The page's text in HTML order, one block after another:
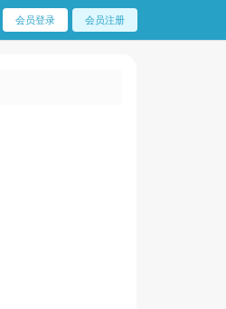
会员登录 会员注册